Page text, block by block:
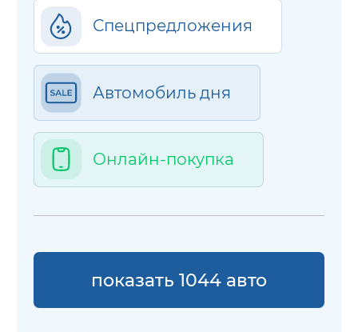
Спецпредложения
Автомобиль дня
Онлайн-покупка
показать 1044 авто